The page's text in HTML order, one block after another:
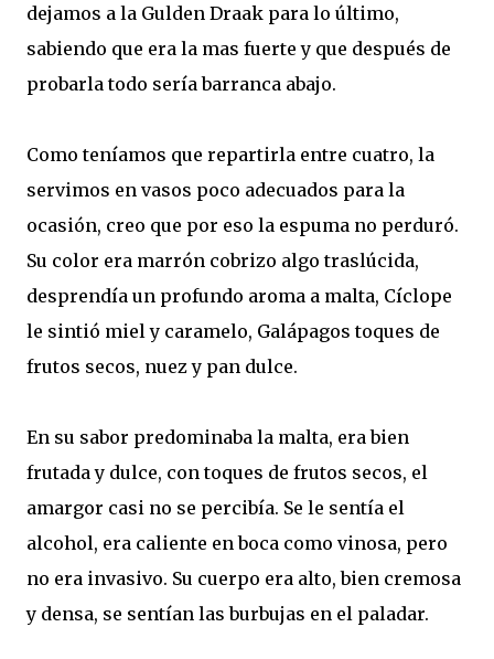
dejamos a la Gulden Draak para lo último,
sabiendo que era la mas fuerte y que después de
probarla todo sería barranca abajo.
Como teníamos que repartirla entre cuatro, la
servimos en vasos poco adecuados para la
ocasión, creo que por eso la espuma no perduró.
Su color era marrón cobrizo algo traslúcida,
desprendía un profundo aroma a malta, Cíclope
le sintió miel y caramelo, Galápagos toques de
frutos secos, nuez y pan dulce.
En su sabor predominaba la malta, era bien
frutada y dulce, con toques de frutos secos, el
amargor casi no se percibía. Se le sentía el
alcohol, era caliente en boca como vinosa, pero
no era invasivo. Su cuerpo era alto, bien cremosa
y densa, se sentían las burbujas en el paladar.